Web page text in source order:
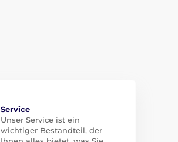
Service
Unser Service ist ein
wichtiger Bestandteil, der